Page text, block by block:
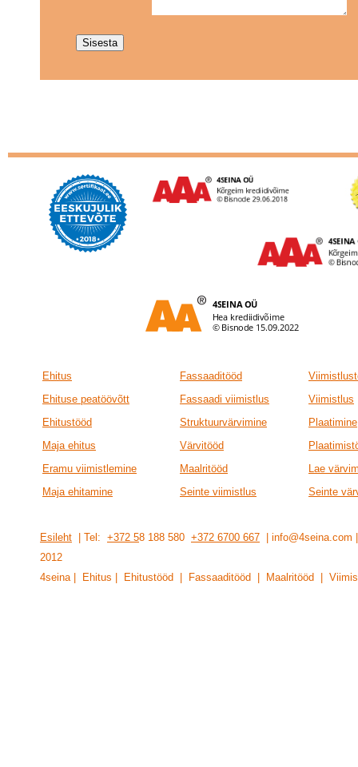
Ehitus Fassaaditööd
Ehituse peatöövõtt
Fassaadi viimistlus
Viimistlus
Ehitustööd
Struktuurvärvimine
Plaatimine
Maja ehitus
Värvitööd
Eramu viimistlemine
Maalritööd
Lae
Maja ehitamine
Seinte viimistlus Seinte
Esileht | Tel: +372 58 188 580 +372 6700 667 |
201 2
4seina | Ehitus | Ehitustööd | Fassaaditööd | Maalritööd |